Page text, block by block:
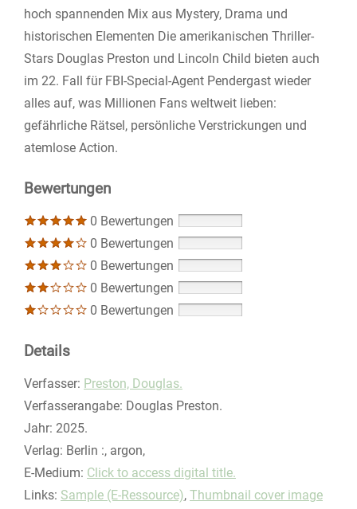
hoch spannenden Mix aus Mystery, Drama und
historischen Elementen Die amerikanischen Thriller-
Stars Douglas Preston und Lincoln Child bieten auch
im 22. Fall für FBI-Special-Agent Pendergast wieder
alles auf, was Millionen Fans weltweit lieben:
gefährliche Rätsel, persönliche Verstrickungen und
atemlose Action.
Bewertungen
0 Bewertungen
0 Bewertungen
0 Bewertungen
0 Bewertungen
0 Bewertungen
Details
Verfasser: Suche nach diesem Verfasser
Preston, Douglas.
Verfasserangabe: Douglas Preston.
Jahr: 2025.
Verlag: Berlin :, argon,
E-Medium: Click to access digital title.
Links: Diesen Link in neuem Tab öffnen
Sample (E-Ressource), Thumbnail cover image